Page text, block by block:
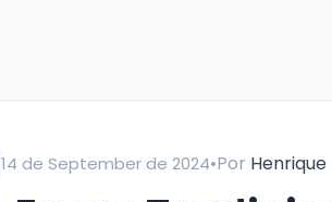
14 de September de 2024•Por Henrique